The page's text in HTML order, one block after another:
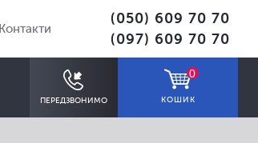
Контакти
(050) 609 70 70
(097) 609 70 70
ПЕРЕДЗВОНИМО
0
КОШИК